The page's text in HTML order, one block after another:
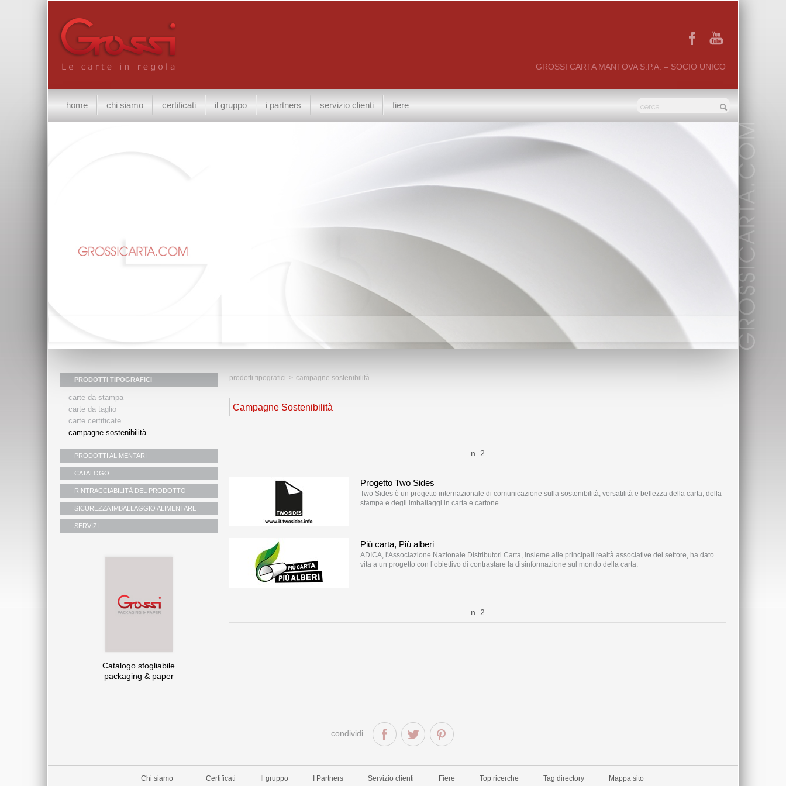
GROSSI CARTA MANTOVA S.P.A. – SOCIO UNICO
home chi siamo certificati il gruppo i partners servizio clienti fiere
PRODOTTI TIPOGRAFICI
carte da stampa
carte da taglio
carte certificate
campagne sostenibilità
PRODOTTI ALIMENTARI
CATALOGO
RINTRACCIABILITÀ DEL PRODOTTO
SICUREZZA IMBALLAGGIO ALIMENTARE
SERVIZI
Catalogo sfogliabile
packaging & paper
prodotti tipografici > campagne sostenibilità
Campagne Sostenibilità
n. 2
Progetto Two Sides
Two Sides è un progetto internazionale di comunicazione sulla sostenibilità, versatilità e bellezza della carta, della
stampa e degli imballaggi in carta e cartone.
Più carta, Più alberi
ADICA, l'Associazione Nazionale Distributori Carta, insieme alle principali realtà associative del settore, ha dato
vita a un progetto con l’obiettivo di contrastare la disinformazione sul mondo della carta.
n. 2
condividi
Chi siamo Certificati Il gruppo I Partners Servizio clienti Fiere Top ricerche Tag directory Mappa sito